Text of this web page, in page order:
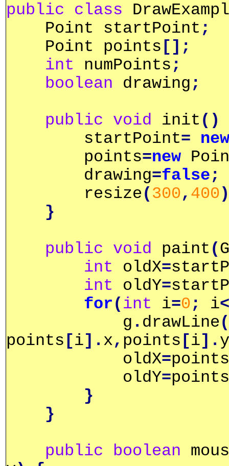
public class
Point startPoint ;
Point points [];
int numPoints ;
boolean drawing ;
public
void init ()
startPoint=
new
points=new
drawing=false;
resize( 300, 400
}
public
void paint (
int oldX=
int oldY=
for( int i=0; i<
g . drawLine(
points [i]. x, points [i]. y
oldX=points
oldY=points
}
}
public
boolean